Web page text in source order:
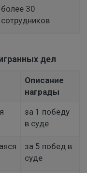
более 30
сотрудников
дел
Описание
награды
за 1 победу
в суде
за 5 побед в
суде